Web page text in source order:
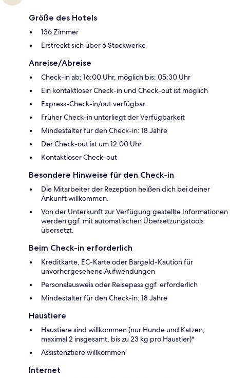
Größe des Hotels
136 Zimmer
Erstreckt sich über 6 Stockwerke
Anreise/Abreise
Check-in ab: 16:00 Uhr, möglich bis: 05:30 Uhr
Ein kontaktloser Check-in und Check-out ist möglich
Express-Check-in/out verfügbar
Früher Check-in unterliegt der Verfügbarkeit
Mindestalter für den Check-in: 18 Jahre
Der Check-out ist um 12:00 Uhr
Kontaktloser Check-out
Besondere Hinweise für den Check-in
Die Mitarbeiter der Rezeption heißen dich bei deiner
Ankunft willkommen.
Von der Unterkunft zur Verfügung gestellte Informationen
werden ggf. mit automatischen Übersetzungstools
übersetzt.
Beim Check-in erforderlich
Kreditkarte, EC-Karte oder Bargeld-Kaution für
unvorhergesehene Aufwendungen
Personalausweis oder Reisepass ggf. erforderlich
Mindestalter für den Check-in: 18 Jahre
Haustiere
Haustiere sind willkommen (nur Hunde und Katzen,
maximal 2 insgesamt, bis zu 23 kg pro Haustier)*
Assistenztiere willkommen
Internet